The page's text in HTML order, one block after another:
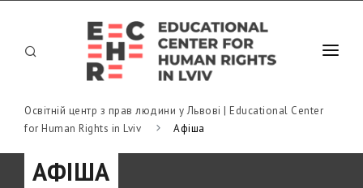
ХТО МИ
АФІША
Освітній центр з прав людини у Львові | Educational Center
for Human Rights in Lviv
Афіша
АФІША